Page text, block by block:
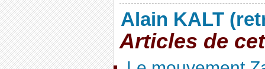
Alain KALT
Articles de